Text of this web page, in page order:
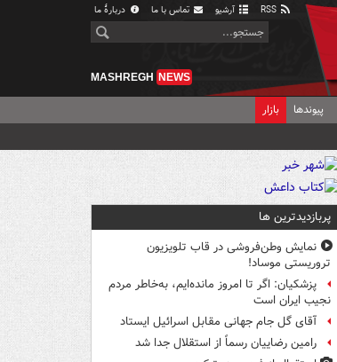
آرشیو تماس با ما دربارهٔ ما
MASHREGH NEWS
پیوندها بازار
پربازدیدترین ها
نمایش وطن‌فروشی در قاب تلویزیون
تروریستی موساد!
پزشکیان: اگر تا امروز مانده‌ایم، به‌خاطر مردم
نجیب ایران است
آقای گل جام جهانی مقابل اسرائیل ایستاد
رامین رضاییان رسماً از استقلال جدا شد